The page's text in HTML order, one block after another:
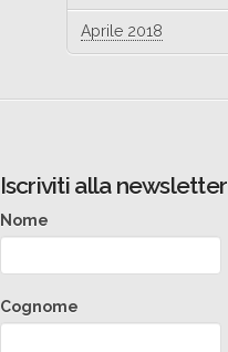
Aprile 2018
Iscriviti alla newsletter
Nome
Cognome